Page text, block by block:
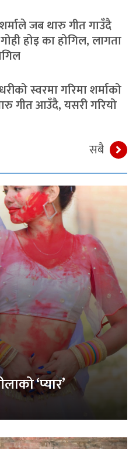
जब थारु गीत गाउँदै
होइ का होगिल, लागता
स्वरमा गरिमा शर्माको
गीत आउँदै, यसरी गरियो
सबै
‘प्यार’